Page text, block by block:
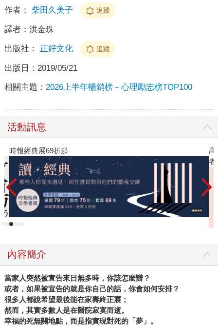
作者： 柴田久美子 追蹤
譯者： 洪金珠
出版社： 正好文化 追蹤
出版日： 2019/05/21
相關主題： 2026上半年暢銷榜－心理勵志榜TOP100
活動訊息
高功能倖存者：如果
者親簽版）
內容簡介
當家人突然被宣告來日無多時，你該怎麼辦？
或者，如果被宣告的就是你自己的話，你會如何安排？
很多人都說希望最後能在家壽終正寢；
然而，其實多數人是在醫院寂寞而逝。
幸福的死無關地點，而是指實現對死的「夢」。